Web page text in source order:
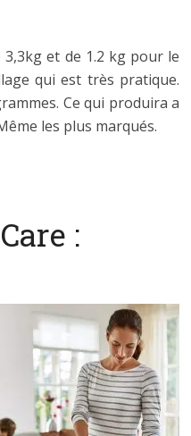
3,3kg et de 1.2 kg pour le
qui est très pratique.
Ce qui produira a
les plus marqués.
: